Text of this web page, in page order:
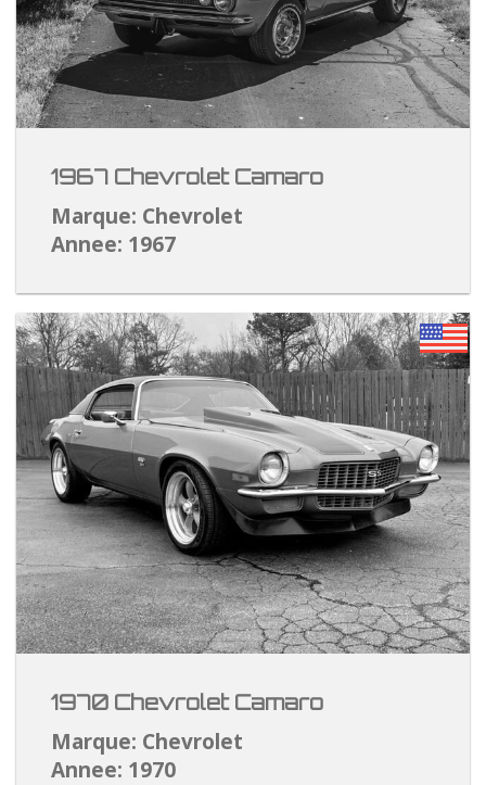
1967 Chevrolet Camaro
Marque: Chevrolet
Annee: 1967
1970 Chevrolet Camaro
Marque: Chevrolet
Annee: 1970